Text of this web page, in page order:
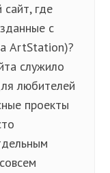
где
с
ArtStation)?
служило
любителей
проекты